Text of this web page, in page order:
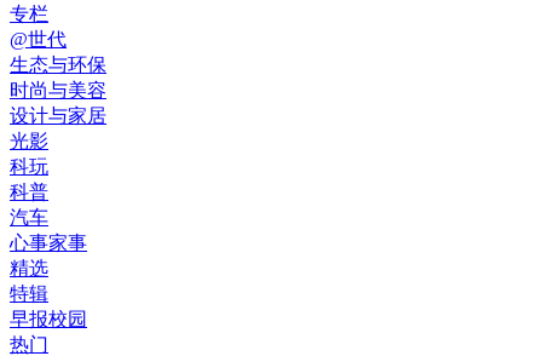
专栏
@世代
生态与环保
时尚与美容
设计与家居
光影
科玩
科普
汽车
心事家事
精选
特辑
早报校园
热门